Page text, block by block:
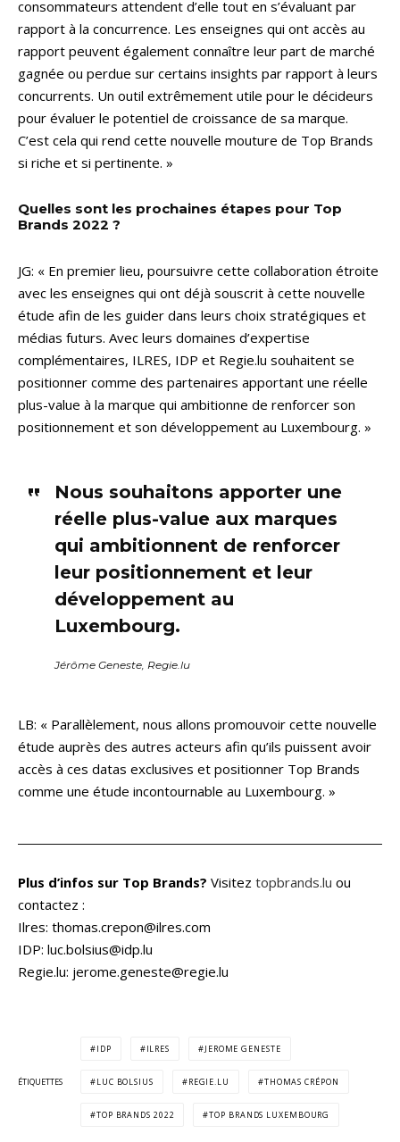
consommateurs attendent d’elle tout en s’évaluant par
rapport à la concurrence. Les enseignes qui ont accès au
rapport peuvent également connaître leur part de marché
gagnée ou perdue sur certains insights par rapport à leurs
concurrents. Un outil extrêmement utile pour le décideurs
pour évaluer le potentiel de croissance de sa marque.
C’est cela qui rend cette nouvelle mouture de Top Brands
si riche et si pertinente. »
Quelles sont les prochaines étapes pour Top
Brands 2022 ?
JG: « En premier lieu, poursuivre cette collaboration étroite
avec les enseignes qui ont déjà souscrit à cette nouvelle
étude afin de les guider dans leurs choix stratégiques et
médias futurs. Avec leurs domaines d’expertise
complémentaires, ILRES, IDP et Regie.lu souhaitent se
positionner comme des partenaires apportant une réelle
plus-value à la marque qui ambitionne de renforcer son
positionnement et son développement au Luxembourg. »
Nous souhaitons apporter une
réelle plus-value aux marques
qui ambitionnent de renforcer
leur positionnement et leur
développement au
Luxembourg.
Jérôme Geneste, Regie.lu
LB: « Parallèlement, nous allons promouvoir cette nouvelle
étude auprès des autres acteurs afin qu’ils puissent avoir
accès à ces datas exclusives et positionner Top Brands
comme une étude incontournable au Luxembourg. »
Plus d’infos sur Top Brands? Visitez topbrands.lu ou
contactez :
Ilres: thomas.crepon@ilres.com
IDP: luc.bolsius@idp.lu
Regie.lu: jerome.geneste@regie.lu
ÉTIQUETTES
IDP ILRES JEROME GENESTE
LUC BOLSIUS REGIE.LU THOMAS CRÉPON
TOP BRANDS 2022 TOP BRANDS LUXEMBOURG